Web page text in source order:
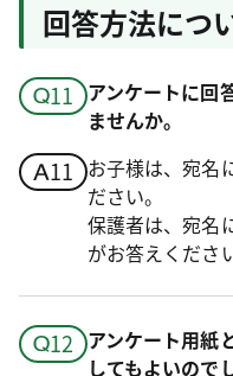
回答方法につ
アンケートに回
ませんか。
お子様は、宛名
ださい。
保護者は、宛名
がお答えくださ
アンケート用紙
してもよいので